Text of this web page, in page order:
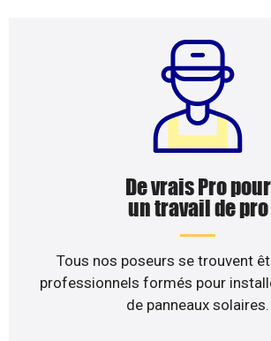
De vrais Pro pour
un travail de pro
Tous nos poseurs se trouvent
professionnels formés pour
de panneaux solaires.